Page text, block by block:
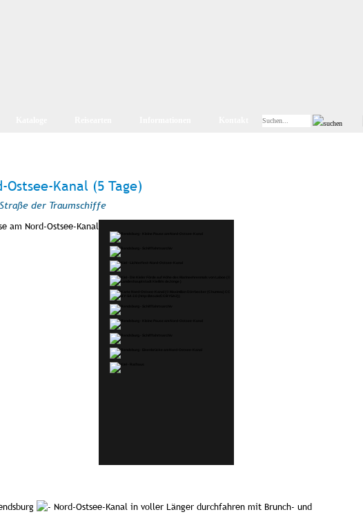
Kanal (5 Tage)
der Traumschiffe
Nord-Ostsee-Kanal in voller Länger durchfahren mit Brunch- und